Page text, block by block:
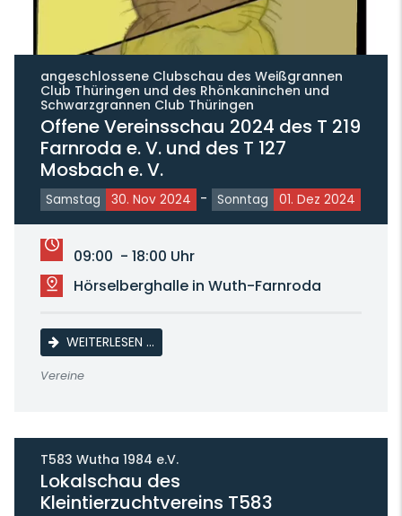
angeschlossene Clubschau des Weißgrannen
Club Thüringen und des Rhönkaninchen und
Schwarzgrannen Club Thüringen
Offene Vereinsschau 2024 des T 219
Farnroda e. V. und des T 127
Mosbach e. V.
Samstag 30. Nov 2024 - Sonntag 01. Dez 2024
09:00 - 18:00 Uhr
Hörselberghalle in Wuth-Farnroda
WEITERLESEN …OFFENE VEREINSSCHAU 2024 DES T 219
Vereine
T583 Wutha 1984 e.V.
Lokalschau des
Kleintierzuchtvereins T583